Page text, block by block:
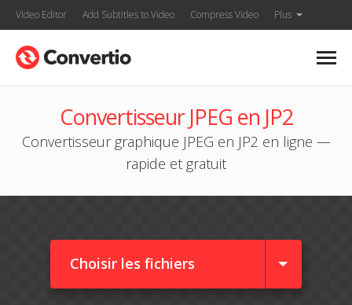
Video Editor Add Subtitles to Video Compress Video Plus
Convertisseur JPEG en JP2
Convertisseur graphique JPEG en JP2 en ligne —
rapide et gratuit
Choisir les fichiers